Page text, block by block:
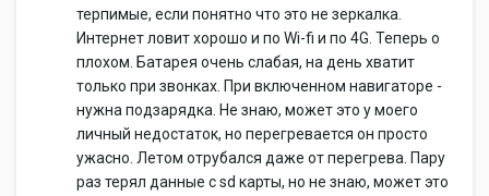
терпимые, если понятно что это не зеркалка.
Интернет ловит хорошо и по Wi-fi и по 4G. Теперь о
плохом. Батарея очень слабая, на день хватит
только при звонках. При включенном навигаторе -
нужна подзарядка. Не знаю, может это у моего
личный недостаток, но перегревается он просто
ужасно. Летом отрубался даже от перегрева. Пару
раз терял данные с sd карты, но не знаю, может это